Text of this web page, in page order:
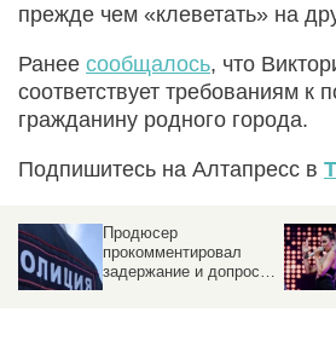
прежде чем «клеветать» на
Ранее сообщалось, что
соответствует требованиям к
гражданину родного города.
Подпишитесь на Алтапресс в
Бузовой ввели
адреналин
специальным шприцем